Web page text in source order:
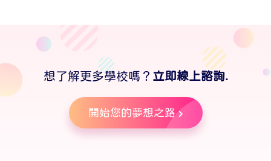
想了解更多學校嗎？ 立即線上諮詢.
開始您的夢想之路